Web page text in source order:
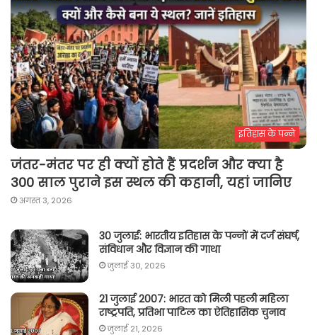
इतिहास के पन्ने
जंतर-मंतर पर ही क्यों होते हैं प्रदर्शन और क्या है
300 साल पुराने इस स्थल की कहानी, यहां जानिए
अगस्त 3, 2026
30 जुलाई: भारतीय इतिहास के पन्नों में दर्ज संघर्ष,
संविधान और विज्ञान की गाथा
जुलाई 30, 2026
21 जुलाई 2007: भारत को मिली पहली महिला
राष्ट्रपति, प्रतिभा पाटिल का ऐतिहासिक चुनाव
जुलाई 21, 2026